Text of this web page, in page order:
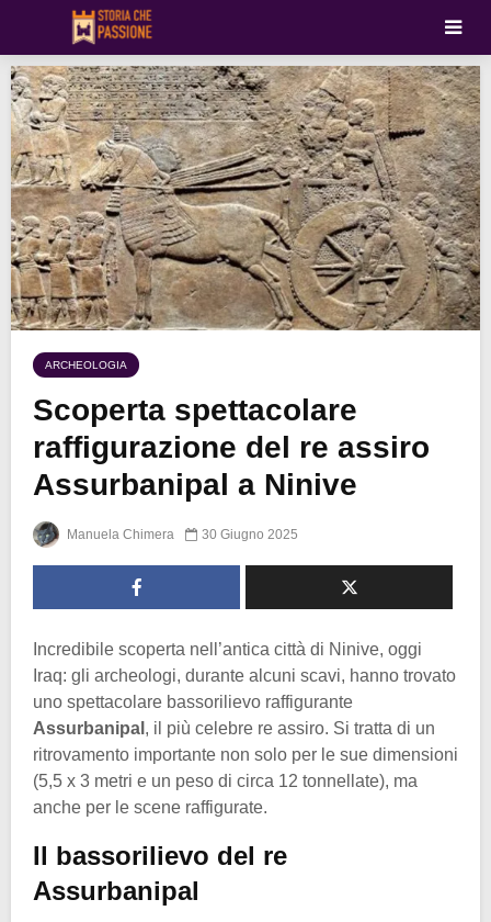
ARCHEOLOGIA
Scoperta spettacolare
raffigurazione del re assiro
Assurbanipal a Ninive
Manuela Chimera 30 Giugno 2025
Incredibile scoperta nell’antica città di Ninive, oggi
Iraq: gli archeologi, durante alcuni scavi, hanno trovato
uno spettacolare bassorilievo raffigurante
Assurbanipal , il più celebre re assiro. Si tratta di un
ritrovamento importante non solo per le sue dimensioni
(5,5 x 3 metri e un peso di circa 12 tonnellate), ma
anche per le scene raffigurate.
Il bassorilievo del re
Assurbanipal